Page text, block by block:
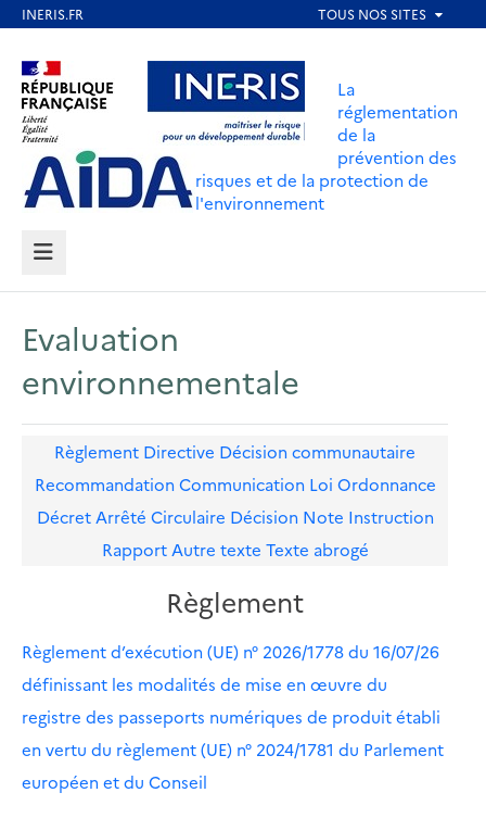
contenu
principal
Aller au contenu Aller au menu
Aller au pied de page
La
réglementation
de la
prévention des
risques et de la protection de
l'environnement
MENU
Evaluation
environnementale
Règlement Directive Décision communautaire
Recommandation Communication Loi Ordonnance
Décret Arrêté Circulaire Décision Note Instruction
Rapport Autre texte Texte abrogé
Règlement
Règlement d’exécution (UE) n° 2026/1778 du 16/07/26
définissant les modalités de mise en œuvre du
registre des passeports numériques de produit établi
en vertu du règlement (UE) n° 2024/1781 du Parlement
européen et du Conseil